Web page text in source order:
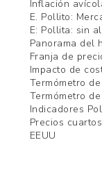
Inflación
E. Pollito:
E: Pollita: sin
Panorama del
Franja de
Impacto de
Termómetro
Termómetro
Indicadores
Precios
EEUU